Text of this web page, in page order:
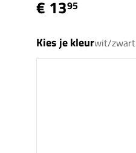
€ 1395
Kies je kleurwit/zwart